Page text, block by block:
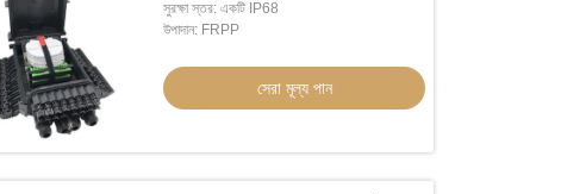
সুরক্ষা স্তর: একটি IP68
উপাদান: FRPP
সেরা মূল্য পান